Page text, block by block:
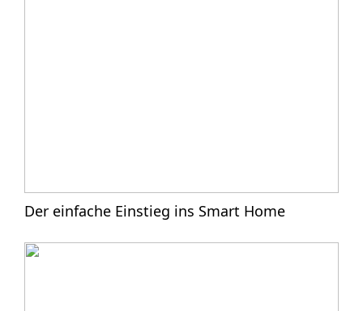
Der einfache Einstieg ins Smart Home